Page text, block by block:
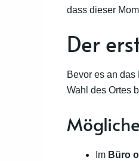
dass dieser
Der
Bevor es an
Wahl des Ortes
Im Büro